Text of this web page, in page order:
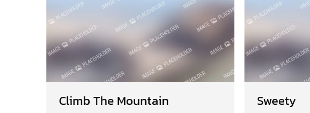
Climb The Mountain Sweety